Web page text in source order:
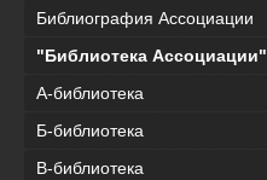
Библиография Ассоциации
"Библиотека Ассоциации"
А-библиотека
Б-библиотека
В-библиотека